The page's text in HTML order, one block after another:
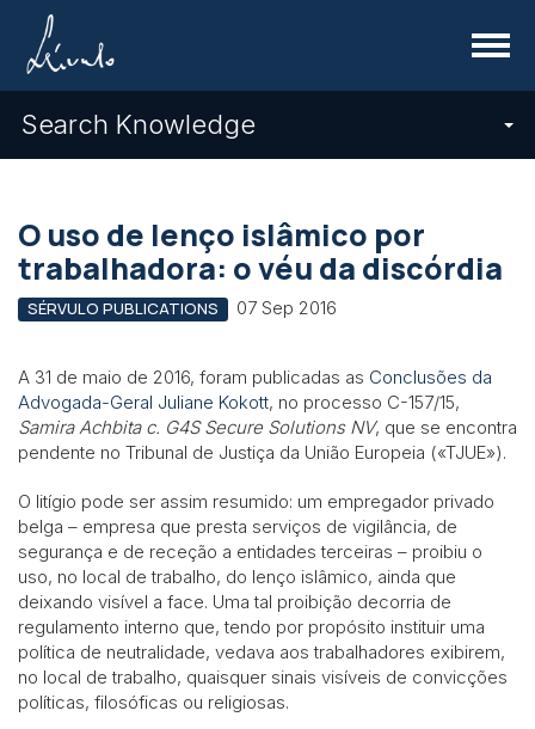
Menu
Search Knowledge
O uso de lenço islâmico por
trabalhadora: o véu da discórdia
SÉRVULO PUBLICATIONS 07 Sep 2016
A 31 de maio de 2016, foram publicadas as Conclusões da
Advogada-Geral Juliane Kokott, no processo C-157/15,
Samira Achbita c. G4S Secure Solutions NV, que se encontra
pendente no Tribunal de Justiça da União Europeia («TJUE»).
O litígio pode ser assim resumido: um empregador privado
belga – empresa que presta serviços de vigilância, de
segurança e de receção a entidades terceiras – proibiu o
uso, no local de trabalho, do lenço islâmico, ainda que
deixando visível a face. Uma tal proibição decorria de
regulamento interno que, tendo por propósito instituir uma
política de neutralidade, vedava aos trabalhadores exibirem,
no local de trabalho, quaisquer sinais visíveis de convicções
políticas, filosóficas ou religiosas.